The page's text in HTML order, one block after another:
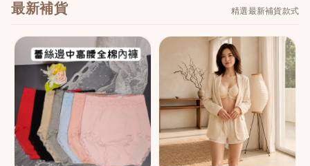
最新補貨 精選最新補貨款式